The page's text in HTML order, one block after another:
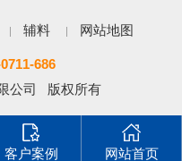
辅料 网站地图
686
公司 版权所有
客户案例 网站首页